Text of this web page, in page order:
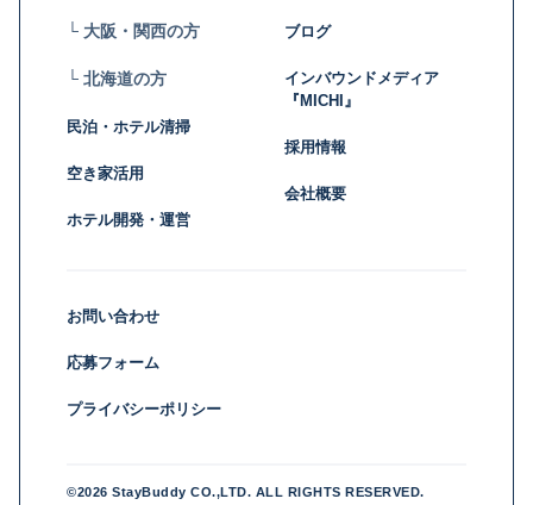
└ 大阪・関西の方
└ 北海道の方
民泊・ホテル清掃
空き家活用
ホテル開発・運営
ブログ
インバウンドメディア
『MICHI』
採用情報
会社概要
お問い合わせ
応募フォーム
プライバシーポリシー
©2026 StayBuddy CO.,LTD. ALL RIGHTS RESERVED.